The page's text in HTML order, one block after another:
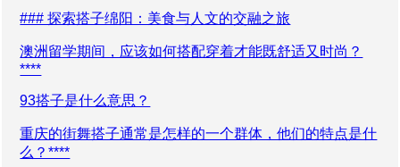
### 探索搭子绵阳：美食与人文的交融之旅
澳洲留学期间，应该如何搭配穿着才能既舒适又时尚？
****
93搭子是什么意思？
重庆的街舞搭子通常是怎样的一个群体，他们的特点是什
么？****